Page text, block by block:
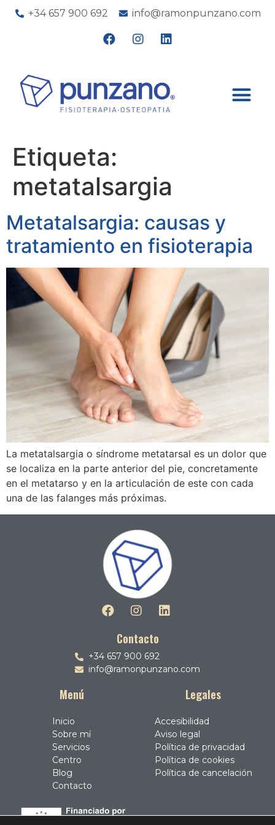
+34 657 900 692 info@ramonpunzano.com
Etiqueta:
metatalsargia
Metatalsargia: causas y
tratamiento en fisioterapia
La metatalsargia o síndrome metatarsal es un dolor que
se localiza en la parte anterior del pie, concretamente
en el metatarso y en la articulación de este con cada
una de las falanges más próximas.
Contacto
+34 657 900 692
info@ramonpunzano.com
Menú
Inicio
Sobre mí
Servicios
Centro
Blog
Contacto
Legales
Accesibilidad
Aviso legal
Política de privacidad
Política de cookies
Política de cancelación